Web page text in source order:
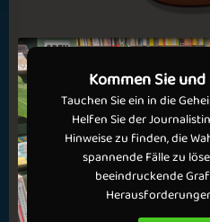
Matching Symbols
Autumn Delight
Neue Bücher in Mahjong 3
Wir haben gerade drei neue
veröffentlicht. Ein Buch in
jeder mitmachen kann.
abzuschließen? Viel Spaß mit
Kommen Sie
Tauchen Sie ein in die
Helfen Sie der
Hinweise zu finden, die
spannende Fälle zu
beeindruckende
✅ Vorteile
✅ Keine